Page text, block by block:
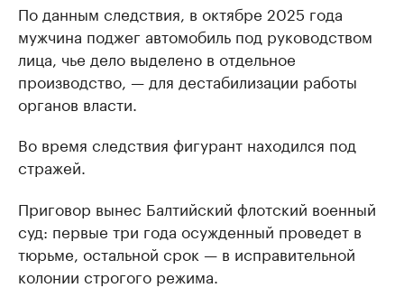
По данным следствия, в октябре 2025 года
мужчина поджег автомобиль под руководством
лица, чье дело выделено в отдельное
производство, — для дестабилизации работы
органов власти.
Во время следствия фигурант находился под
стражей.
Приговор вынес Балтийский флотский военный
суд: первые три года осужденный проведет в
тюрьме, остальной срок — в исправительной
колонии строгого режима.